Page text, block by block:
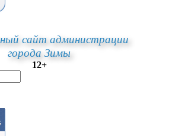
сайт администрации
города Зимы
12+